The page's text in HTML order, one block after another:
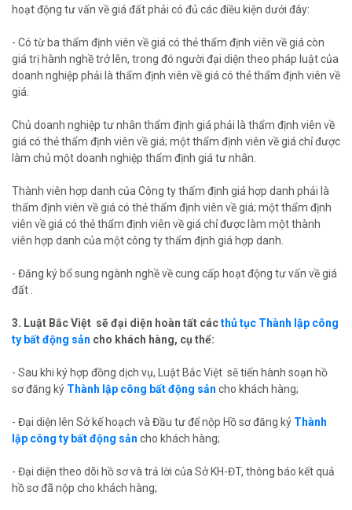
hoạt động tư vấn về giá đất phải có đủ các điều kiện dưới đây:
- Có từ ba thẩm định viên về giá có thẻ thẩm định viên về giá còn
giá trị hành nghề trở lên, trong đó người đại diện theo pháp luật của
doanh nghiệp phải là thẩm định viên về giá có thẻ thẩm định viên về
giá.
Chủ doanh nghiệp tư nhân thẩm định giá phải là thẩm định viên về
giá có thẻ thẩm định viên về giá; một thẩm định viên về giá chỉ được
làm chủ một doanh nghiệp thẩm định giá tư nhân.
Thành viên hợp danh của Công ty thẩm định giá hợp danh phải là
thẩm định viên về giá có thẻ thẩm định viên về giá; một thẩm định
viên về giá có thẻ thẩm định viên về giá chỉ được làm một thành
viên hợp danh của một công ty thẩm định giá hợp danh.
- Đăng ký bổ sung ngành nghề về cung cấp hoạt động tư vấn về giá
đất .
3. Luật Bắc Việt sẽ đại diện hoàn tất cácthủ tục Thành lập công
ty bất động sản cho khách hàng, cụ thể:
- Sau khi ký hợp đồng dịch vụ, Luật Bắc Việt sẽ tiến hành soạn hồ
sơ đăng ký Thành lập công bất động sản cho khách hàng;
- Đại diện lên Sở kế hoạch và Đầu tư để nộp Hồ sơ đăng ký Thành
lập công ty bất động sản cho khách hàng;
- Đại diện theo dõi hồ sơ và trả lời của Sở KH-ĐT, thông báo kết quả
hồ sơ đã nộp cho khách hàng;